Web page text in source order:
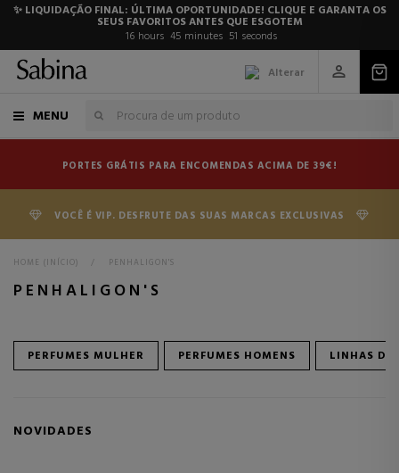
✨ LIQUIDAÇÃO FINAL: ÚLTIMA OPORTUNIDADE! CLIQUE E GARANTA OS
SEUS FAVORITOS ANTES QUE ESGOTEM
16 hours 45 minutes 51 seconds
Alterar
MENU
PORTES GRÁTIS PARA ENCOMENDAS ACIMA DE 39€!
VOCÊ É VIP. DESFRUTE DAS SUAS MARCAS EXCLUSIVAS
HOME (INÍCIO) > PENHALIGON'S
PENHALIGON'S
PERFUMES MULHER PERFUMES HOMENS LINHAS DE
NOVIDADES